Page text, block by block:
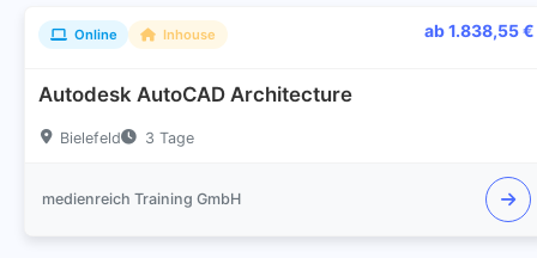
Online Inhouse ab 1.838,55 €
Autodesk AutoCAD Architecture
Bielefeld 3 Tage
medienreich Training GmbH